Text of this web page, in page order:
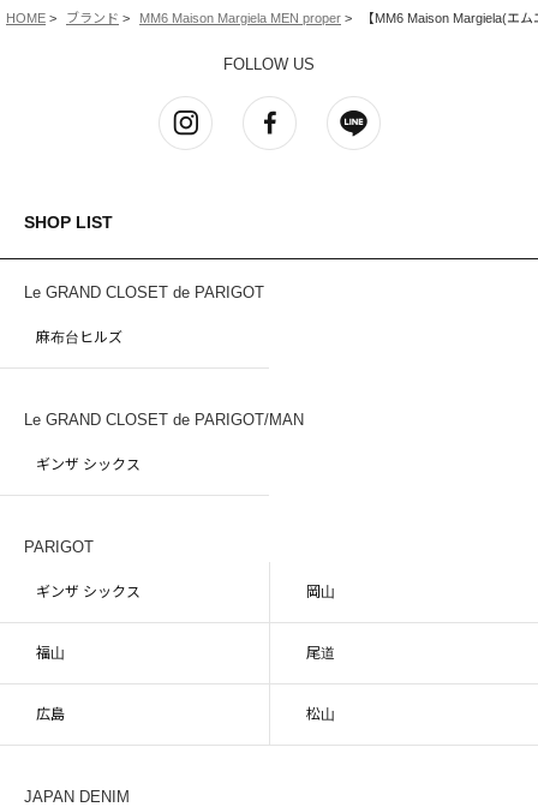
HOME ブランド MM6 Maison Margiela MEN proper 【MM6 Maison Margiela(エ
FOLLOW US
SHOP LIST
Le GRAND CLOSET de PARIGOT
麻布台ヒルズ
Le GRAND CLOSET de PARIGOT/MAN
ギンザ シックス
PARIGOT
ギンザ シックス 岡山
福山 尾道
広島 松山
JAPAN DENIM